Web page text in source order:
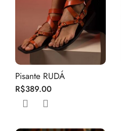
Pisante RUDÁ
R$389.00